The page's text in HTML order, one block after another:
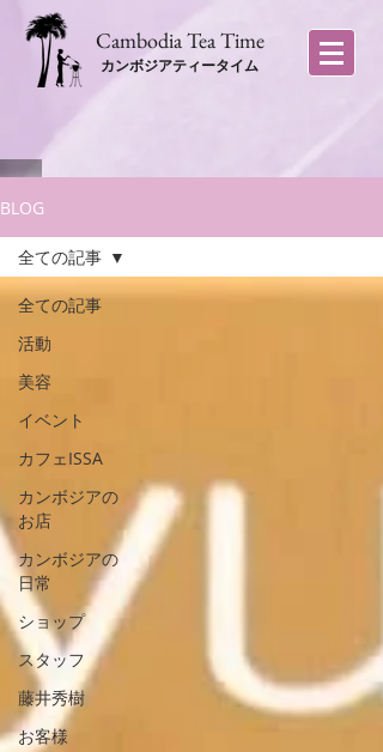
​Cambodia Tea Time
カンボジアティータイム
BLOG
全ての記事
活動
美容
イベント
カフェISSA
カンボジアの
お店
カンボジアの
日常
ショップ
スタッフ
藤井秀樹
お客様
全ての記事